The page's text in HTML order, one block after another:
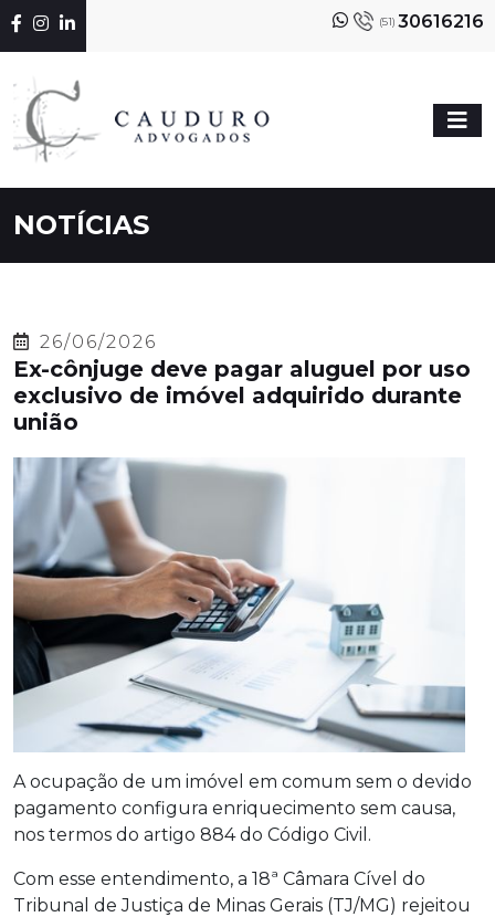
(51) 30616216
NOTÍCIAS
26/06/2026
Ex-cônjuge deve pagar aluguel por uso
exclusivo de imóvel adquirido durante
união
A ocupação de um imóvel em comum sem o devido
pagamento configura enriquecimento sem causa,
nos termos do artigo 884 do Código Civil.
Com esse entendimento, a 18ª Câmara Cível do
Tribunal de Justiça de Minas Gerais (TJ/MG) rejeitou